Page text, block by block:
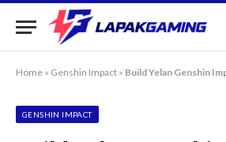
Home » Genshin Impact » Build Yelan Genshin
GENSHIN IMPACT